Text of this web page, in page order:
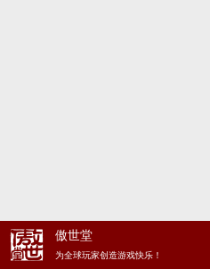
傲世堂
为全球玩家创造游戏快乐！